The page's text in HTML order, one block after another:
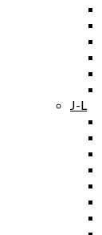
J-L